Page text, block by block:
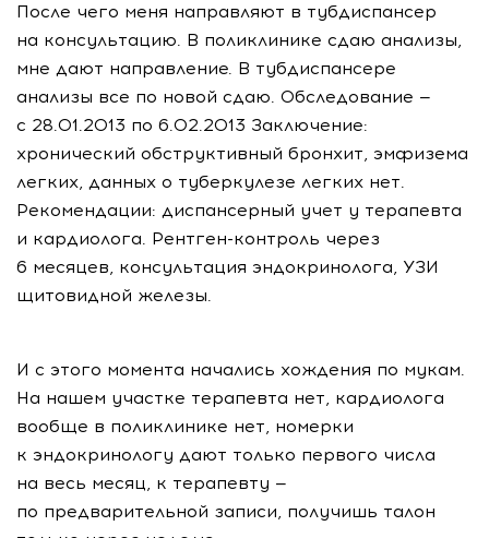
После чего меня направляют в тубдиспансер
на консультацию. В поликлинике сдаю анализы,
мне дают направление. В тубдиспансере
анализы все по новой сдаю. Обследование —
с 28.01.2013 по 6.02.2013 Заключение:
хронический обструктивный бронхит, эмфизема
легких, данных о туберкулезе легких нет.
Рекомендации: диспансерный учет у терапевта
и кардиолога. Рентген-контроль через
6 месяцев, консультация эндокринолога, УЗИ
щитовидной железы.
И с этого момента начались хождения по мукам.
На нашем участке терапевта нет, кардиолога
вообще в поликлинике нет, номерки
к эндокринологу дают только первого числа
на весь месяц, к терапевту —
по предварительной записи, получишь талон